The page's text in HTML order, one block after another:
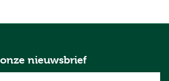
nieuwsbrief